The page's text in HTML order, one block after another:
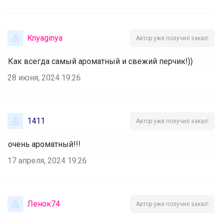
Knyaginya Автор уже получил заказ!
Как всегда самый ароматный и свежий перчик!))
28 июня, 2024 19:26
1411 Автор уже получил заказ!
очень ароматный!!!
17 апреля, 2024 19:26
Ленок74 Автор уже получил заказ!